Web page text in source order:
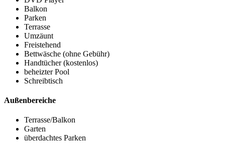
Balkon
Parken
Terrasse
Umzäunt
Freistehend
Bettwäsche (ohne Gebühr)
Handtücher (kostenlos)
beheizter Pool
Schreibtisch
Außenbereiche
Terrasse/Balkon
Garten
überdachtes Parken